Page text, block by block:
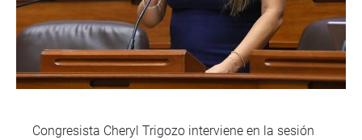
Congresista Cheryl Trigozo interviene en la sesión